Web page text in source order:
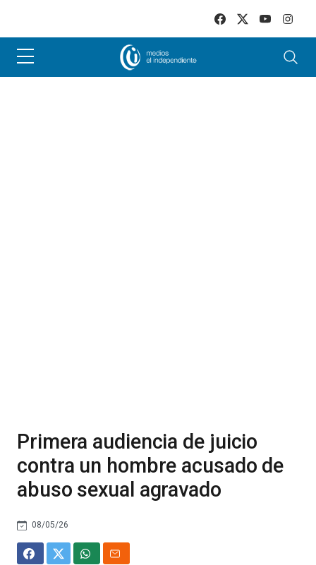
Primera audiencia de juicio
contra un hombre acusado de
abuso sexual agravado
08/05/26